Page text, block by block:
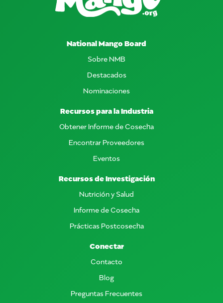
National Mango Board
Sobre NMB
Destacados
Nominaciones
Recursos para la Industria
Obtener Informe de Cosecha
Encontrar Proveedores
Eventos
Recursos de Investigación
Nutrición y Salud
Informe de Cosecha
Prácticas Postcosecha
Conectar
Contacto
Blog
Preguntas Frecuentes